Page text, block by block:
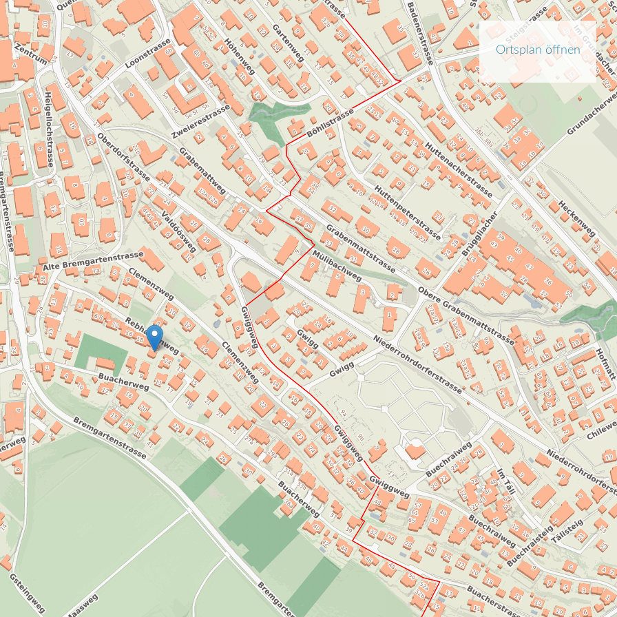
Ortsplan öffnen